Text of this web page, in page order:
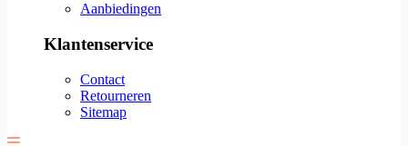
Aanbiedingen
Klantenservice
Contact
Retourneren
Sitemap